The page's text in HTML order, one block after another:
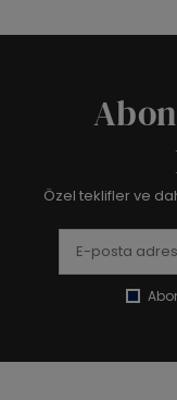
Özel teklifler ve